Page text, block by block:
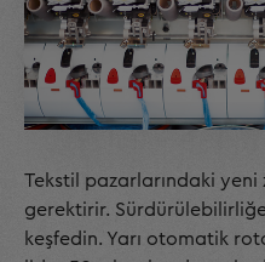
Tekstil pazarlarındaki
gerektirir.
keşfedin. Yarı otomatik